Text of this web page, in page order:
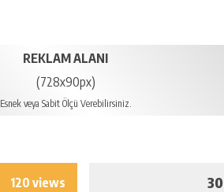
REKLAM ALANI
(728x90px)
Esnek veya Sabit Ölçü Verebilirsiniz.
120 views